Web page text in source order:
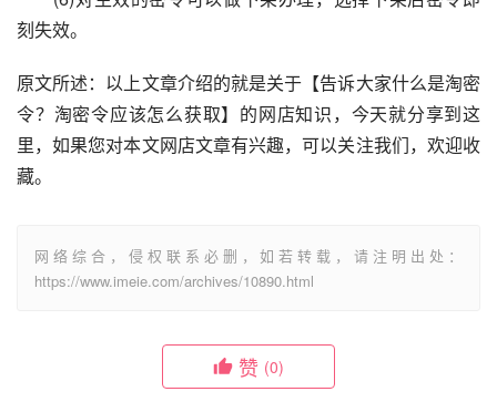
刻失效。
原文所述：以上文章介绍的就是关于【告诉大家什么是淘密
令？淘密令应该怎么获取】的网店知识，今天就分享到这
里，如果您对本文网店文章有兴趣，可以关注我们，欢迎收
藏。
网络综合，侵权联系必删，如若转载，请注明出处：
https://www.imeie.com/archives/10890.html
赞 (0)